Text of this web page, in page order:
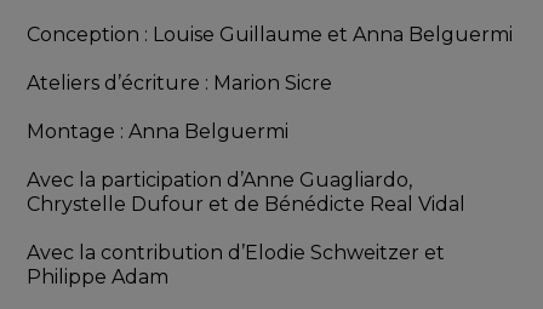
Conception : Louise Guillaume et Anna Belguermi
Ateliers d’écriture : Marion Sicre
Montage : Anna Belguermi
Avec la participation d’Anne Guagliardo,
Chrystelle Dufour et de Bénédicte Real Vidal
Avec la contribution d’Elodie Schweitzer et
Philippe Adam